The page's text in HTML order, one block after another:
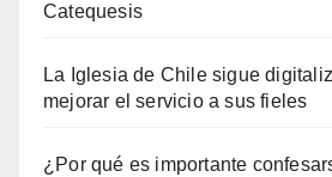
Catequesis
La Iglesia de Chile sigue
mejorar el servicio a sus fieles
¿Por qué es importante